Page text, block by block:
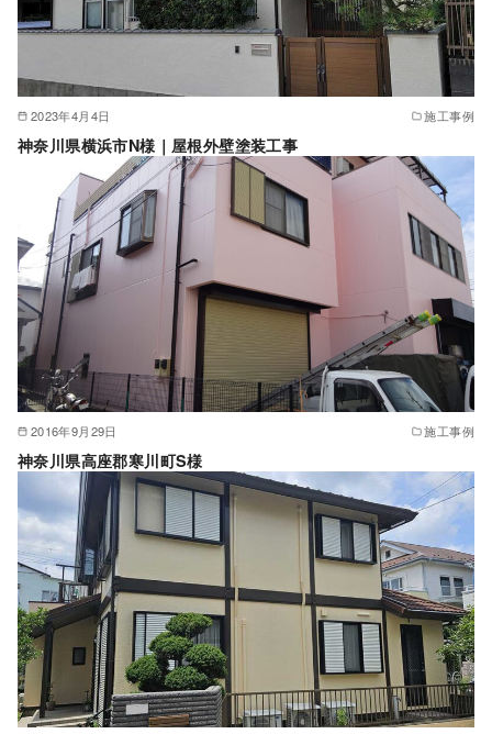
2023年4月4日 施工事例
神奈川県横浜市N様｜屋根外壁塗装工事
2016年9月29日 施工事例
神奈川県高座郡寒川町S様